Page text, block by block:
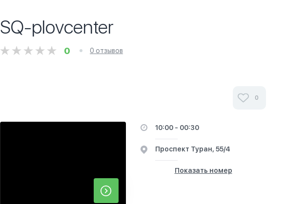
SQ-plovcenter
0 0 отзывов
0
10:00 - 00:30
​Проспект Туран, 55/4
Показать номер